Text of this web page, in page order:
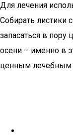
Для лечения
Собирать листики
запасаться в пору
осени – именно в
ценным лечебным